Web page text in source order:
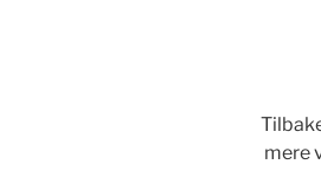
mere